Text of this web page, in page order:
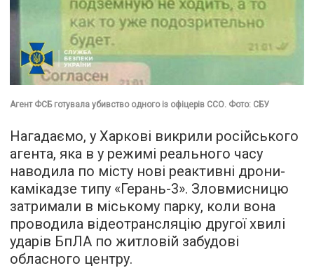
Агент ФСБ готувала убивство одного із офіцерів ССО. Фото: СБУ
Нагадаємо, у Харкові викрили російського
агента, яка в у режимі реального часу
наводила по місту нові реактивні дрони-
камікадзе типу «Герань-3». Зловмисницю
затримали в міському парку, коли вона
проводила відеотрансляцію другої хвилі
ударів БпЛА по житловій забудові
обласного центру.